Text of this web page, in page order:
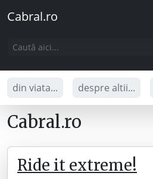
Cabral.ro
din viata... despre altii...
Cabral.ro
Ride it extreme!